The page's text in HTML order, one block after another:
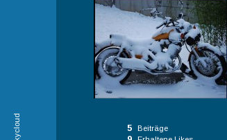
Beiträge
5